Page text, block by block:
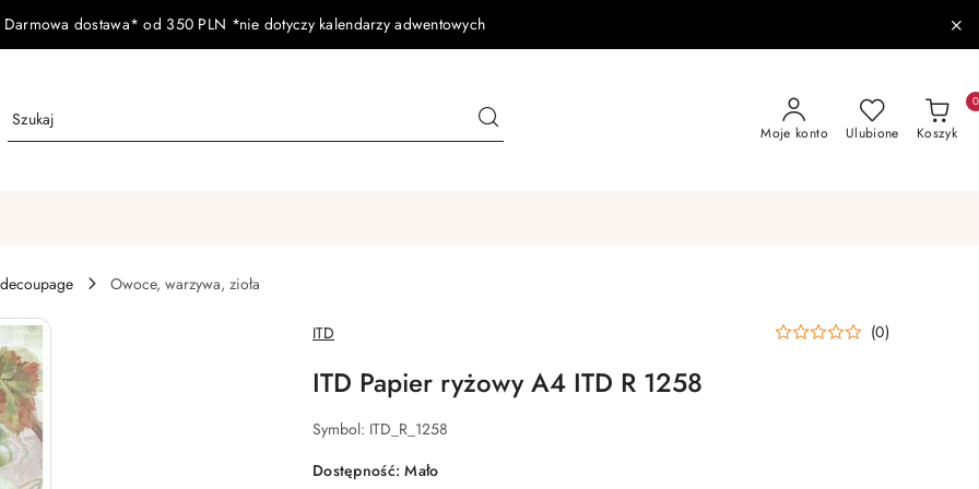
Darmowa dostawa* od 350 PLN *nie dotyczy kalendarzy adwentowych
Moje konto Ulubione Koszyk
0
Owoce, warzywa, zioła
NAZWA
PRODUCENTA:
ITD (0)
ITD Papier ryżowy A4 ITD R 1258
Symbol: ITD_R_1258
Dostępność:Mało